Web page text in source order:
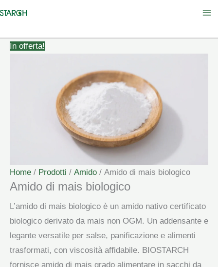
contenuto
In offerta!
Home / Prodotti / Amido / Amido di mais biologico
Amido di mais biologico
L’amido di mais biologico è un amido nativo certificato
biologico derivato da mais non OGM. Un addensante e
legante versatile per salse, panificazione e alimenti
trasformati, con viscosità affidabile. BIOSTARCH
fornisce amido di mais grado alimentare in sacchi da